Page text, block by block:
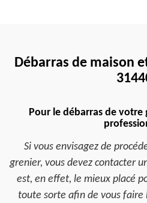
Débarras de maison
Pour le débarras de votre
Si vous envisagez de
grenier, vous devez contacter
est, en effet, le mieux placé
toute sorte afin de vous faire